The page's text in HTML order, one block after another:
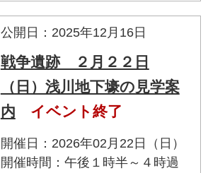
公開日：2025年12月16日
戦争遺跡 ２月２２日
（日）浅川地下壕の見学案
内
イベント終了
開催日：2026年02月22日（日）
開催時間：午後１時半～４時過